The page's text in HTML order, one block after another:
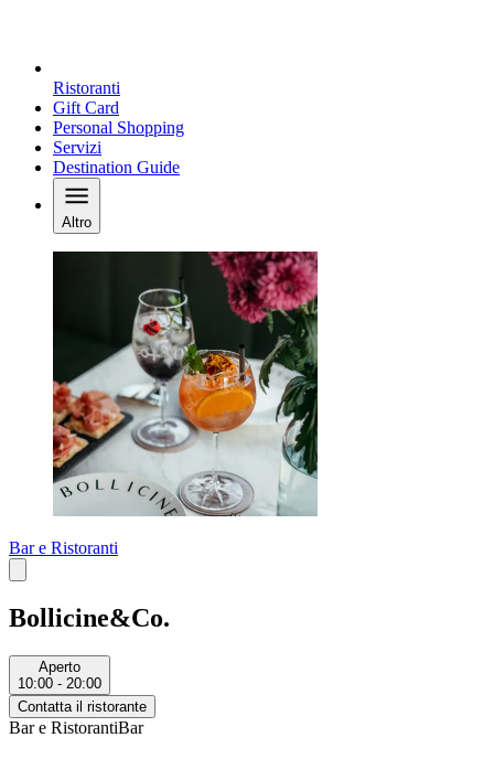
Ristoranti
Gift Card
Personal Shopping
Servizi
Destination Guide
Altro
Bar e Ristoranti
Bollicine&Co.
Aperto
10:00 - 20:00
Contatta il ristorante
Bar e RistorantiBar